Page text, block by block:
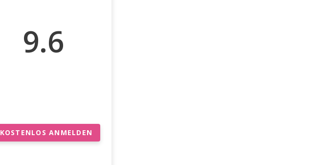
9.6
KOSTENLOS ANMELDEN